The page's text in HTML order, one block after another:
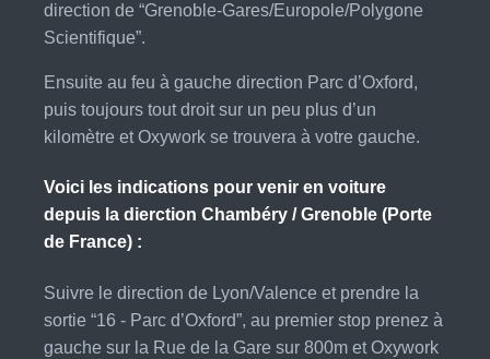
direction de “Grenoble-Gares/Europole/Polygone
Scientifique”.
Ensuite au feu à gauche direction Parc d’Oxford,
puis toujours tout droit sur un peu plus d’un
kilomètre et Oxywork se trouvera à votre gauche.
Voici les indications pour venir en voiture
depuis la dierction Chambéry / Grenoble (Porte
de France) :
Suivre le direction de Lyon/Valence et prendre la
sortie “16 - Parc d’Oxford”, au premier stop prenez à
gauche sur la Rue de la Gare sur 800m et Oxywork